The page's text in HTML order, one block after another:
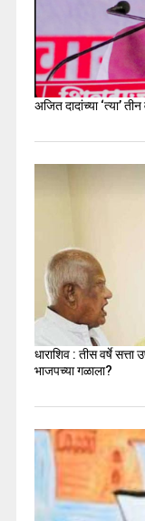
अजित दादांच्या ‘त्या’
धाराशिव : तीस वर्षे
भाजपच्या गळाला?